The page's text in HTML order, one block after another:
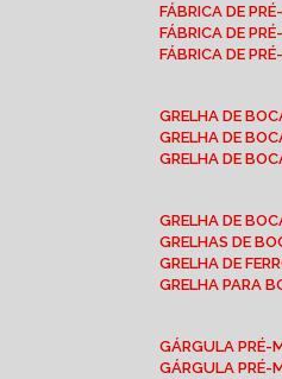
FÁBRICA DE
FÁBRICA DE
FÁBRICA DE
GRELHA DE
GRELHA DE
GRELHA DE
GRELHA DE
GRELHAS DE
GRELHA DE
GRELHA PARA
GÁRGULA
GÁRGULA